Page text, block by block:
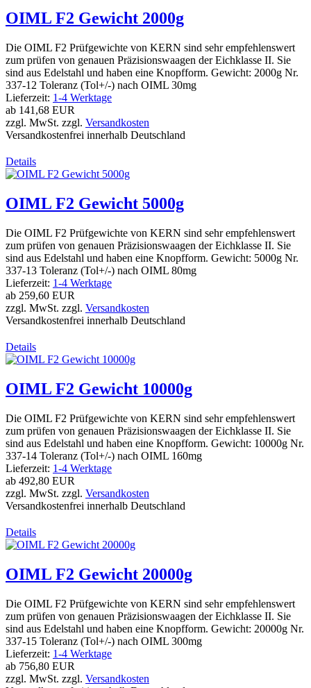
OIML F2 Gewicht 2000g
Die OIML F2 Prüfgewichte von KERN sind sehr empfehlenswert
zum prüfen von genauen Präzisionswaagen der Eichklasse II. Sie
sind aus Edelstahl und haben eine Knopfform. Gewicht: 2000g Nr.
337-12 Toleranz (Tol+/-) nach OIML 30mg
Lieferzeit: 1-4 Werktage
ab 141,68 EUR
zzgl. MwSt. zzgl. Versandkosten
Versandkostenfrei innerhalb Deutschland
Details
OIML F2 Gewicht 5000g
Die OIML F2 Prüfgewichte von KERN sind sehr empfehlenswert
zum prüfen von genauen Präzisionswaagen der Eichklasse II. Sie
sind aus Edelstahl und haben eine Knopfform. Gewicht: 5000g Nr.
337-13 Toleranz (Tol+/-) nach OIML 80mg
Lieferzeit: 1-4 Werktage
ab 259,60 EUR
zzgl. MwSt. zzgl. Versandkosten
Versandkostenfrei innerhalb Deutschland
Details
OIML F2 Gewicht 10000g
Die OIML F2 Prüfgewichte von KERN sind sehr empfehlenswert
zum prüfen von genauen Präzisionswaagen der Eichklasse II. Sie
sind aus Edelstahl und haben eine Knopfform. Gewicht: 10000g Nr.
337-14 Toleranz (Tol+/-) nach OIML 160mg
Lieferzeit: 1-4 Werktage
ab 492,80 EUR
zzgl. MwSt. zzgl. Versandkosten
Versandkostenfrei innerhalb Deutschland
Details
OIML F2 Gewicht 20000g
Die OIML F2 Prüfgewichte von KERN sind sehr empfehlenswert
zum prüfen von genauen Präzisionswaagen der Eichklasse II. Sie
sind aus Edelstahl und haben eine Knopfform. Gewicht: 20000g Nr.
337-15 Toleranz (Tol+/-) nach OIML 300mg
Lieferzeit: 1-4 Werktage
ab 756,80 EUR
zzgl. MwSt. zzgl. Versandkosten